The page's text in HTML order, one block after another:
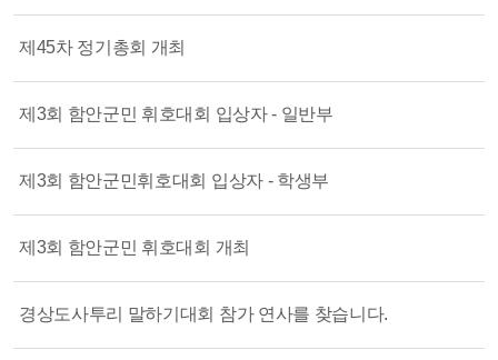
제45차 정기총회 개최
제3회 함안군민 휘호대회 입상자 - 일반부
제3회 함안군민휘호대회 입상자 - 학생부
제3회 함안군민 휘호대회 개최
경상도사투리 말하기대회 참가 연사를 찾습니다.